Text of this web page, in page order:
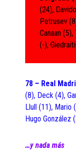
(24),
Petrusev
Canaan
(-),
78 – Real
(8), Deck (4),
Llull (11), Mario
Hugo González
…y nada más